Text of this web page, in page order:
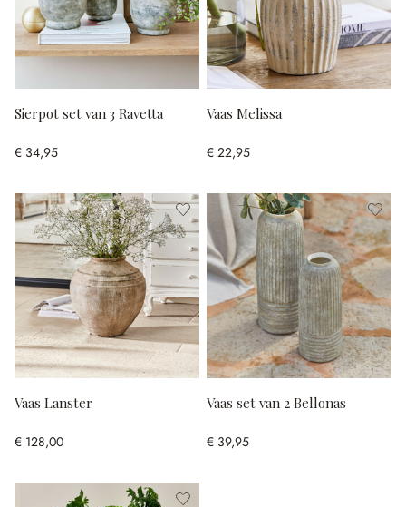
Sierpot set van 3 Ravetta
€ 34,95
Vaas Melissa
€ 22,95
Vaas Lanster
€ 128,00
Vaas set van 2 Bellonas
€ 39,95